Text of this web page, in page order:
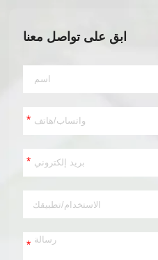
ابق على تواصل معنا
*
*
*